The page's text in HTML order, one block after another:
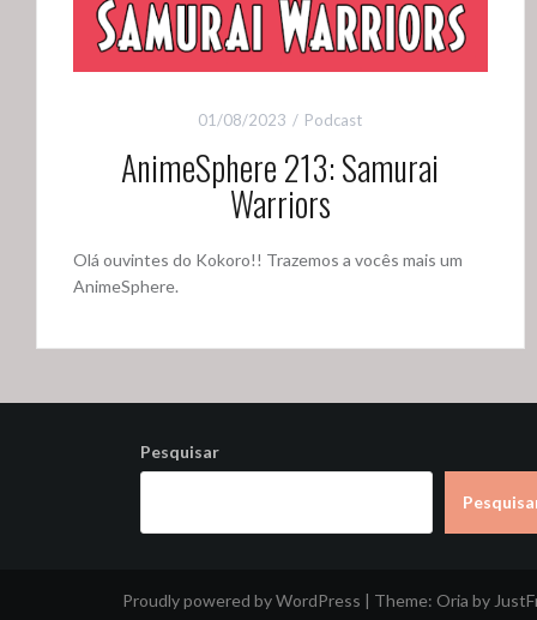
01/08/2023 Podcast
AnimeSphere 213: Samurai
Warriors
Olá ouvintes do Kokoro!! Trazemos a vocês mais um
AnimeSphere.
Pesquisar
Proudly powered by WordPress | Theme: Oria by